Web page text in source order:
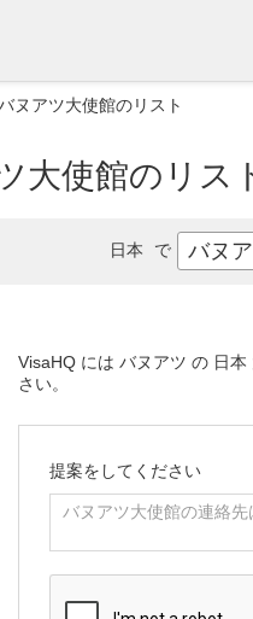
ヌアツ大使館のリスト
大使館のリス
VisaHQ には バヌアツ の 日
さい。
提案をしてください
日本 で バヌ